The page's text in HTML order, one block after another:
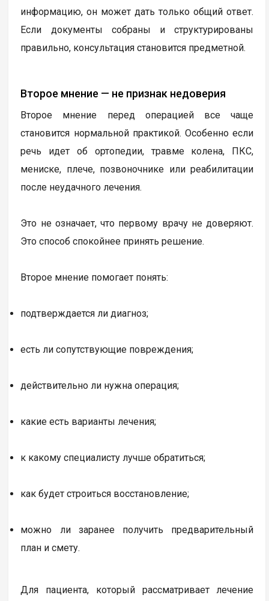
информацию, он может дать только общий ответ.
Если документы собраны и структурированы
правильно, консультация становится предметной.
Второе мнение — не признак недоверия
Второе мнение перед операцией все чаще
становится нормальной практикой. Особенно если
речь идет об ортопедии, травме колена, ПКС,
мениске, плече, позвоночнике или реабилитации
после неудачного лечения.
Это не означает, что первому врачу не доверяют.
Это способ спокойнее принять решение.
Второе мнение помогает понять:
подтверждается ли диагноз;
есть ли сопутствующие повреждения;
действительно ли нужна операция;
какие есть варианты лечения;
к какому специалисту лучше обратиться;
как будет строиться восстановление;
можно ли заранее получить предварительный
план и смету.
Для пациента, который рассматривает лечение